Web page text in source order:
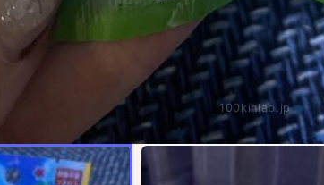
100kinlab.jp